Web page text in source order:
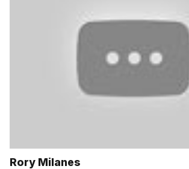
Rory Milanes